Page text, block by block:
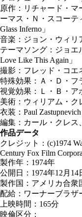
原作：リチャード・マ
ーマス・Ｎ・スコーテ
Glass Inferno」
音楽：ジョン・ウィリ
テーマソング：ジョエ
Love Like This Again」
撮影：フレッド・コエ
特殊効果：Ａ・Ｄ・フ
視覚効果：Ｌ・Ｂ・ア
美術：ウィリアム・ク
衣装：Paul Zastupnevich
編集：カール・クレス
作品データ
クレジット：(c)1974
Century Fox Film
製作年：1974年
公開日：1974年12月
製作国：アメリカ合衆
配給：ワーナーブラザ
上映時間：165分
映倫区分：